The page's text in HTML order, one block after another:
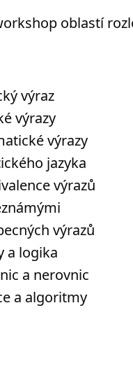
oblastí
výraz
výrazy
výrazy
jazyka
výrazů
výrazů
a logika
a nerovnic
a algoritmy